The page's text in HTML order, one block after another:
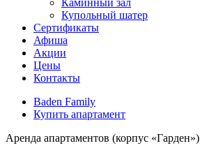
Каминный зал
Купольный шатер
Сертификаты
Афиша
Акции
Цены
Контакты
Baden Family
Купить апартамент
Аренда апартаментов (корпус «Гарден»)